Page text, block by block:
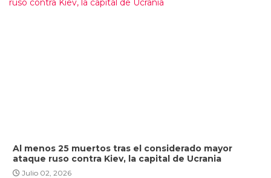
Al menos 25 muertos tras el considerado mayor
ataque ruso contra Kiev, la capital de Ucrania
Julio 02, 2026